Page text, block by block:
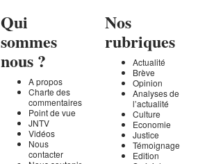
Qui
sommes
nous ?
A propos
Charte des
commentaires
Point de vue
JNTV
Vidéos
Nous
contacter
Nos
rubriques
Actualité
Brève
Opinion
Analyses de
l’actualité
Culture
Economie
Justice
Témoignage
Edition